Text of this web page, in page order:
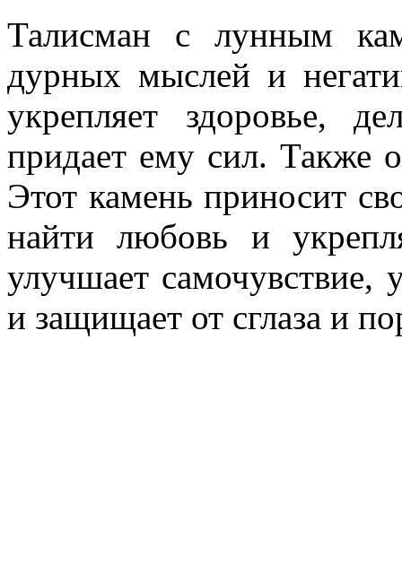
Талисман с лунным
дурных мыслей и
укрепляет здоровье,
придает ему сил. Также
Этот камень приносит
найти любовь и
улучшает самочувствие,
и защищает от сглаза и